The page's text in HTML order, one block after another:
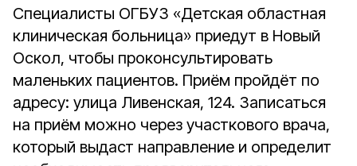
Специалисты ОГБУЗ «Детская областная
клиническая больница» приедут в Новый
Оскол, чтобы проконсультировать
маленьких пациентов. Приём пройдёт по
адресу: улица Ливенская, 124. Записаться
на приём можно через участкового врача,
который выдаст направление и определит